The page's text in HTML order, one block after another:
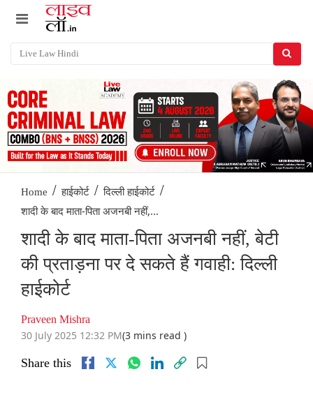
Home / हाईकोर्ट / दिल्ली हाईकोर्ट /
शादी के बाद माता-पिता अजनबी नहीं,...
शादी के बाद माता-पिता अजनबी नहीं, बेटी
की प्रताड़ना पर दे सकते हैं गवाही: दिल्ली
हाईकोर्ट
Praveen Mishra
30 July 2025 12:32 PM(3 mins read )
Share this